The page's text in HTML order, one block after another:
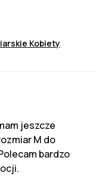
Kobiety
jeszcze
M do
bardzo